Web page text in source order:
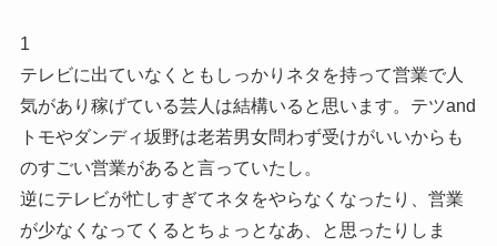
1
テレビに出ていなくともしっかりネタを持って営業で人
気があり稼げている芸人は結構いると思います。テツand
トモやダンディ坂野は老若男女問わず受けがいいからも
のすごい営業があると言っていたし。
逆にテレビが忙しすぎてネタをやらなくなったり、営業
が少なくなってくるとちょっとなあ、と思ったりしま